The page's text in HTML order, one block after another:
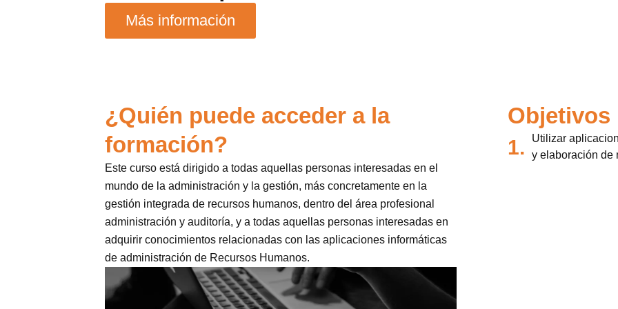
Más información
¿Quién puede acceder a la
formación?
Este curso está dirigido a todas aquellas personas interesadas en el
mundo de la administración y la gestión, más concretamente en la
gestión integrada de recursos humanos, dentro del área profesional
administración y auditoría, y a todas aquellas personas interesadas en
adquirir conocimientos relacionadas con las aplicaciones informáticas
de administración de Recursos Humanos.
Objetivos
1.
Utilizar
y elaboración de